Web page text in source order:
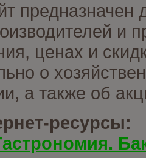
предназначен
и
ценах и
о
а также об
ресурсы: